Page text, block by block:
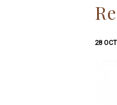
28